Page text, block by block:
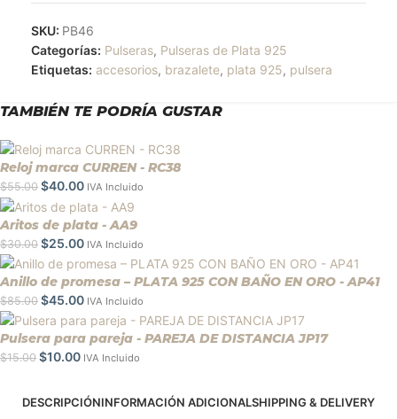
SKU: PB46
Categorías: Pulseras, Pulseras de Plata 925
Etiquetas: accesorios, brazalete, plata 925, pulsera
TAMBIÉN TE PODRÍA GUSTAR
Reloj marca CURREN - RC38
$55.00 $40.00 IVA Incluido
Aritos de plata - AA9
$30.00 $25.00 IVA Incluido
Anillo de promesa – PLATA 925 CON BAÑO EN ORO - AP41
$85.00 $45.00 IVA Incluido
Pulsera para pareja - PAREJA DE DISTANCIA JP17
$15.00 $10.00 IVA Incluido
DESCRIPCIÓNINFORMACIÓN ADICIONALSHIPPING & DELIVERY